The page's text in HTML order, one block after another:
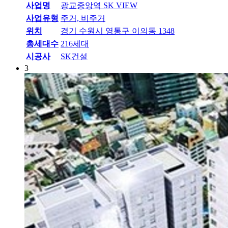
사업명
광교중앙역 SK VIEW
사업유형 주거, 비주거
위치
경기 수원시 영통구 이의동 1348
총세대수 216세대
시공사
SK건설
3